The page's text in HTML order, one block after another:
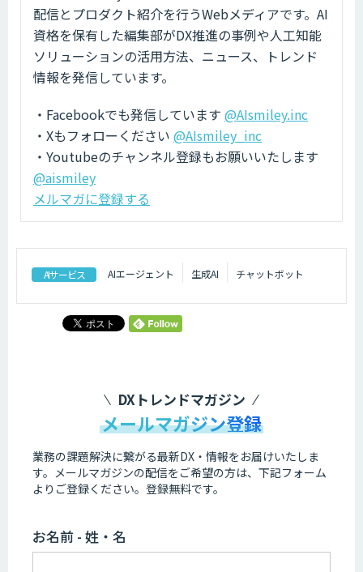
配信とプロダクト紹介を行うWebメディアです。AI
資格を保有した編集部がDX推進の事例や人工知能
ソリューションの活用方法、ニュース、トレンド
情報を発信しています。
・Facebookでも発信しています @AIsmiley.inc
・Xもフォローください @AIsmiley_inc
・Youtubeのチャンネル登録もお願いいたします
@aismiley
メルマガに登録する
AIサービス AIエージェント 生成AI チャットボット
DXトレンドマガジン
メールマガジン登録
業務の課題解決に繋がる最新DX・情報をお届けいたしま
す。 メールマガジンの配信をご希望の方は、下記フォーム
よりご登録ください。登録無料です。
お名前 - 姓・名